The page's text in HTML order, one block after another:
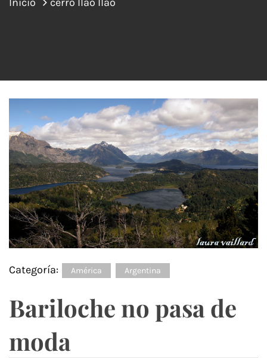
Categoría: América Argentina
Bariloche no pasa de
moda